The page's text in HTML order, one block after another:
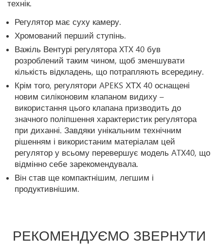
технік.
Регулятор має суху камеру.
Хромований перший ступінь.
Важіль Вентурі регулятора XTX 40 був
розроблений таким чином, щоб зменшувати
кількість відкладень, що потрапляють всередину.
Крім того, регулятори APEKS ХТХ 40 оснащені
новим силіконовим клапаном видиху –
використання цього клапана призводить до
значного поліпшення характеристик регулятора
при диханні. Завдяки унікальним технічним
рішенням і використаним матеріалам цей
регулятор у всьому перевершує модель ATX40, що
відмінно себе зарекомендувала.
Він став ще компактнішим, легшим і
продуктивнішим.
РЕКОМЕНДУЄМО ЗВЕРНУТИ